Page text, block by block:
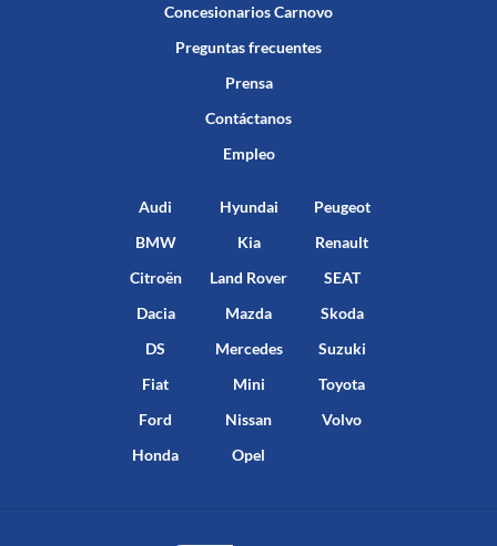
Concesionarios Carnovo
Preguntas frecuentes
Prensa
Contáctanos
Empleo
Audi
BMW
Citroën
Dacia
DS
Fiat
Ford
Honda
Hyundai
Kia
Land Rover
Mazda
Mercedes
Mini
Nissan
Opel
Peugeot
Renault
SEAT
Skoda
Suzuki
Toyota
Volvo